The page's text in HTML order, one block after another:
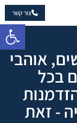
צור קשר
אוהבי
בכל
- זאת